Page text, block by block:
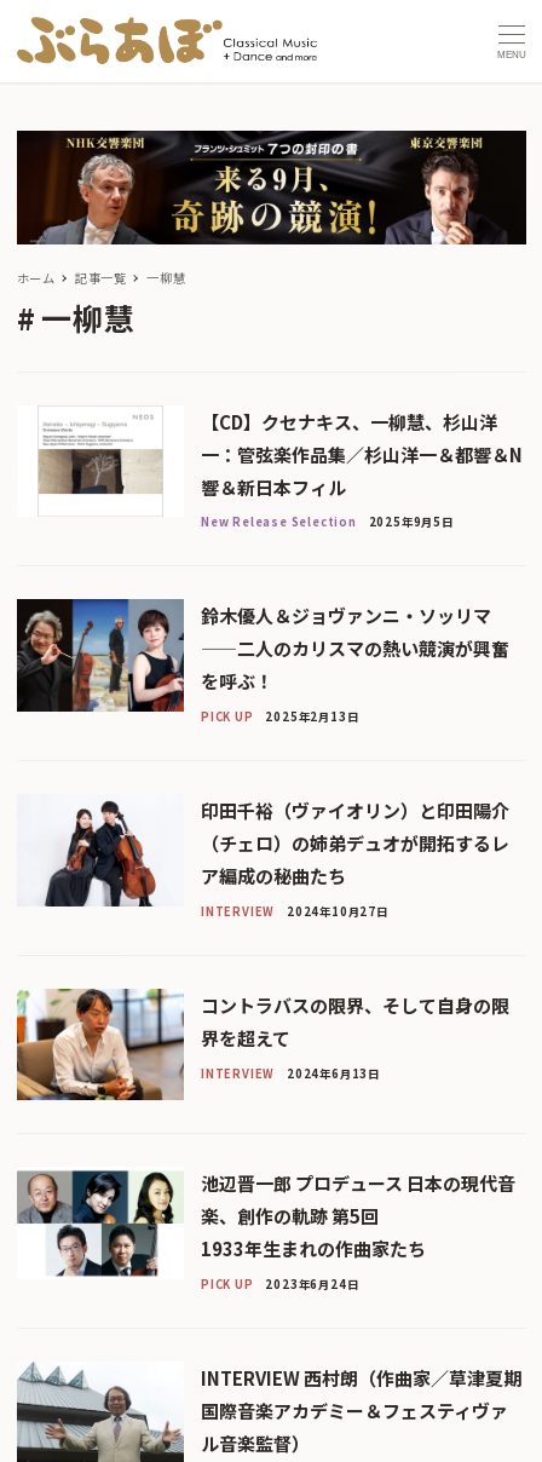
MENU
ホーム 記事一覧 一柳慧
一柳慧
【CD】クセナキス、一柳慧、杉山洋
一：管弦楽作品集／杉山洋一＆都響＆N
響＆新日本フィル
New Release Selection 2025年9月5日
鈴木優人＆ジョヴァンニ・ソッリマ
——二人のカリスマの熱い競演が興奮
を呼ぶ！
PICK UP 2025年2月13日
印田千裕（ヴァイオリン）と印田陽介
（チェロ）の姉弟デュオが開拓するレ
ア編成の秘曲たち
INTERVIEW 2024年10月27日
コントラバスの限界、そして自身の限
界を超えて
INTERVIEW 2024年6月13日
池辺晋一郎 プロデュース 日本の現代音
楽、創作の軌跡 第5回
1933年生まれの作曲家たち
PICK UP 2023年6月24日
INTERVIEW 西村朗（作曲家／草津夏期
国際音楽アカデミー＆フェスティヴァ
ル音楽監督）